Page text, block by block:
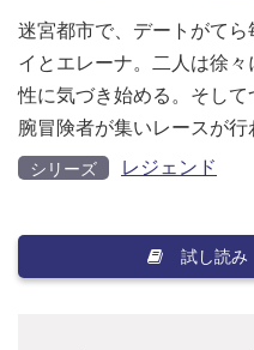
迷宮都市で、デートがて
イとエレーナ。二人は徐
性に気づき始める。そし
腕冒険者が集いレースが
シリーズ レジェンド
試し読み